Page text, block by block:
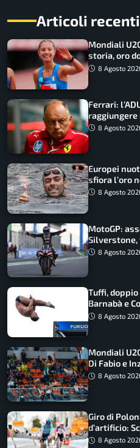
Articoli recenti
Mondiali
storia, oro
marcia
8 Agosto
Ferrari:
Macarena
8 Agosto
Europei
sfiora l’oro
urlo, il
8 Agosto
MotoGP:
8 Agosto
Tuffi,
Barnabà e
8 Agosto
Mondiali
Di Fabio e
Castellani e
8 Agosto
Giro di
d’artificio:
maglia di
8 Agosto